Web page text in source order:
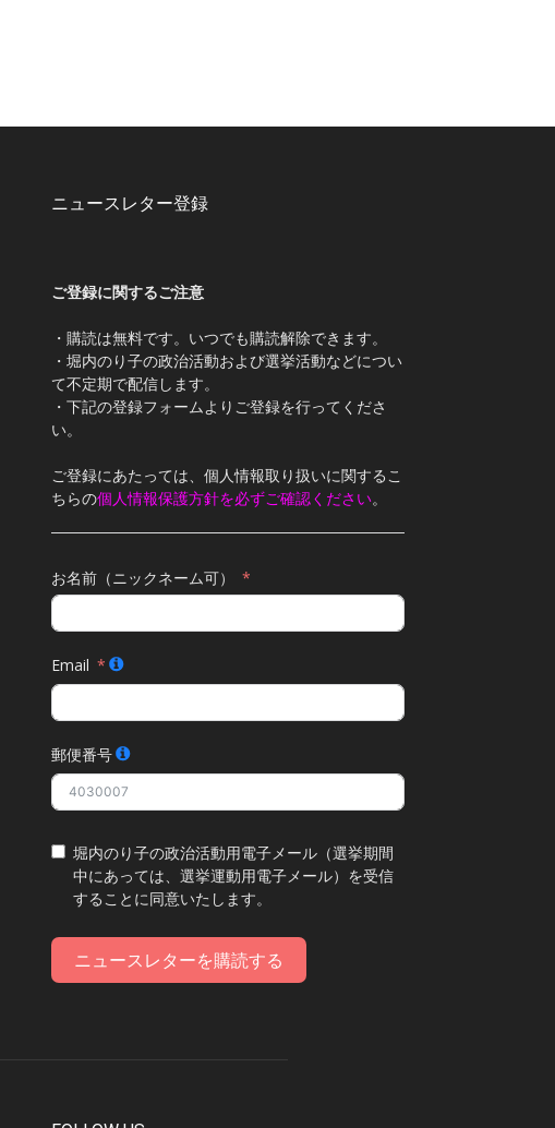
ニュースレター登録
ご登録に関するご注意
・購読は無料です。いつでも購読解除できます。
・堀内のり子の政治活動および選挙活動などについ
て不定期で配信します。
・下記の登録フォームよりご登録を行ってくださ
い。
ご登録にあたっては、個人情報取り扱いに関するこ
ちらの個人情報保護方針を必ずご確認ください。
お名前（ニックネーム可）
Email
郵便番号
堀内のり子の政治活動用電子メール（選挙期間
中にあっては、選挙運動用電子メール）を受信
することに同意いたします。
ニュースレターを購読する